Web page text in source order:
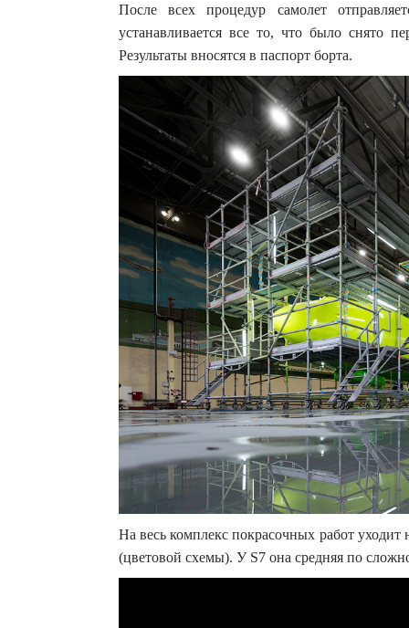
После всех процедур самолет
устанавливается все то, что было снято
Результаты вносятся в паспорт борта.
На весь комплекс покрасочных работ
(цветовой схемы). У S7 она средняя по